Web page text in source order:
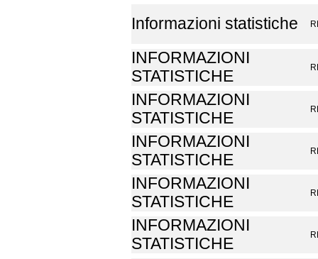
Informazioni statistiche
INFORMAZIONI
STATISTICHE
INFORMAZIONI
STATISTICHE
INFORMAZIONI
STATISTICHE
INFORMAZIONI
STATISTICHE
INFORMAZIONI
STATISTICHE